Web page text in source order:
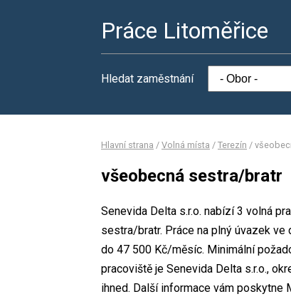
Práce Litoměřice
Hledat zaměstnání
Hlavní strana / Volná místa / Terezín /
všeobecná sestra/bratr
Senevida Delta s.r.o. nabízí 3 volná
sestra/bratr. Práce na plný úvazek
do 47 500 Kč/měsíc. Minimální
pracoviště je Senevida Delta s.r.o.,
ihned. Další informace vám poskytne